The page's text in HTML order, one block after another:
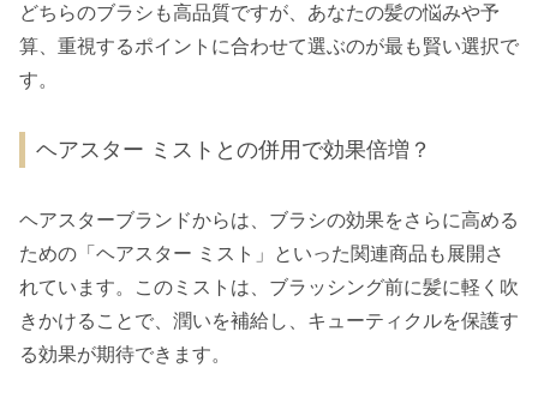
どちらのブラシも高品質ですが、あなたの髪の悩みや予
算、重視するポイントに合わせて選ぶのが最も賢い選択で
す。
ヘアスター ミストとの併用で効果倍増？
ヘアスターブランドからは、ブラシの効果をさらに高める
ための「ヘアスター ミスト」といった関連商品も展開さ
れています。このミストは、ブラッシング前に髪に軽く吹
きかけることで、潤いを補給し、キューティクルを保護す
る効果が期待できます。